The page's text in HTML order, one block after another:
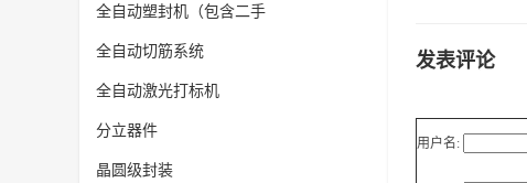
全自动塑封机（包含二手
全自动切筋系统
全自动激光打标机
分立器件
晶圆级封装
发表评论
用户名: